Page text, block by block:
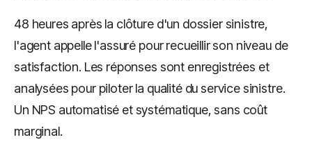
48 heures après la clôture d'un dossier sinistre,
l'agent appelle l'assuré pour recueillir son niveau de
satisfaction. Les réponses sont enregistrées et
analysées pour piloter la qualité du service sinistre.
Un NPS automatisé et systématique, sans coût
marginal.